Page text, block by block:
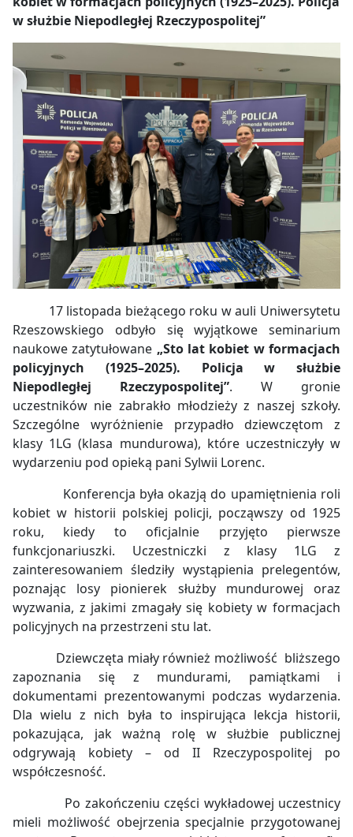
w służbie Niepodległej Rzeczypospolitej”
17 listopada bieżącego roku w auli Uniwersytetu
Rzeszowskiego odbyło się wyjątkowe seminarium
naukowe zatytułowane „Sto lat kobiet w formacjach
policyjnych (1925–2025). Policja w służbie
Niepodległej Rzeczypospolitej”. W gronie
uczestników nie zabrakło młodzieży z naszej szkoły.
Szczególne wyróżnienie przypadło dziewczętom z
klasy 1LG (klasa mundurowa), które uczestniczyły w
wydarzeniu pod opieką pani Sylwii Lorenc.
Konferencja była okazją do upamiętnienia roli
kobiet w historii polskiej policji, począwszy od 1925
roku, kiedy to oficjalnie przyjęto pierwsze
funkcjonariuszki. Uczestniczki z klasy 1LG z
zainteresowaniem śledziły wystąpienia prelegentów,
poznając losy pionierek służby mundurowej oraz
wyzwania, z jakimi zmagały się kobiety w formacjach
policyjnych na przestrzeni stu lat.
Dziewczęta miały również możliwość bliższego
zapoznania się z mundurami, pamiątkami i
dokumentami prezentowanymi podczas wydarzenia.
Dla wielu z nich była to inspirująca lekcja historii,
pokazująca, jak ważną rolę w służbie publicznej
odgrywają kobiety – od II Rzeczypospolitej po
współczesność.
Po zakończeniu części wykładowej uczestnicy
mieli możliwość obejrzenia specjalnie przygotowanej